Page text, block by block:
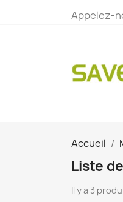
Appelez-
Accueil
Liste
Il y a 3